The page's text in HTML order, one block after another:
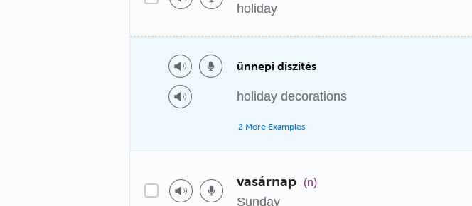
holiday
ünnepi díszítés
holiday decorations
2 More Examples
vasárnap (n)
Sunday